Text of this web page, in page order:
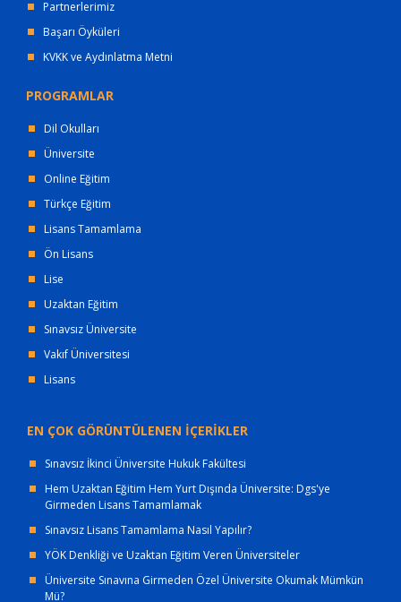
Partnerlerimiz
Başarı Öyküleri
KVKK ve Aydınlatma Metni
PROGRAMLAR
Dil Okulları
Üniversite
Online Eğitim
Türkçe Eğitim
Lisans Tamamlama
Ön Lisans
Lise
Uzaktan Eğitim
Sınavsız Üniversite
Vakıf Üniversitesi
Lisans
EN ÇOK GÖRÜNTÜLENEN İÇERİKLER
Sınavsız İkinci Üniversite Hukuk Fakültesi
Hem Uzaktan Eğitim Hem Yurt Dışında Üniversite: Dgs'ye
Girmeden Lisans Tamamlamak
Sınavsız Lisans Tamamlama Nasıl Yapılır?
YÖK Denkliği ve Uzaktan Eğitim Veren Üniversiteler
Üniversite Sınavına Girmeden Özel Üniversite Okumak Mümkün
Mü?